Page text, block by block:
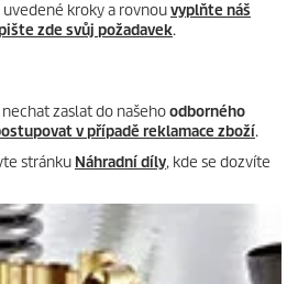
kroky a rovnouvyplňte náš
zde svůj požadavek.
zaslat do našehoodborného
v případě reklamace zboží.
stránku Náhradní díly, kde se dozvíte